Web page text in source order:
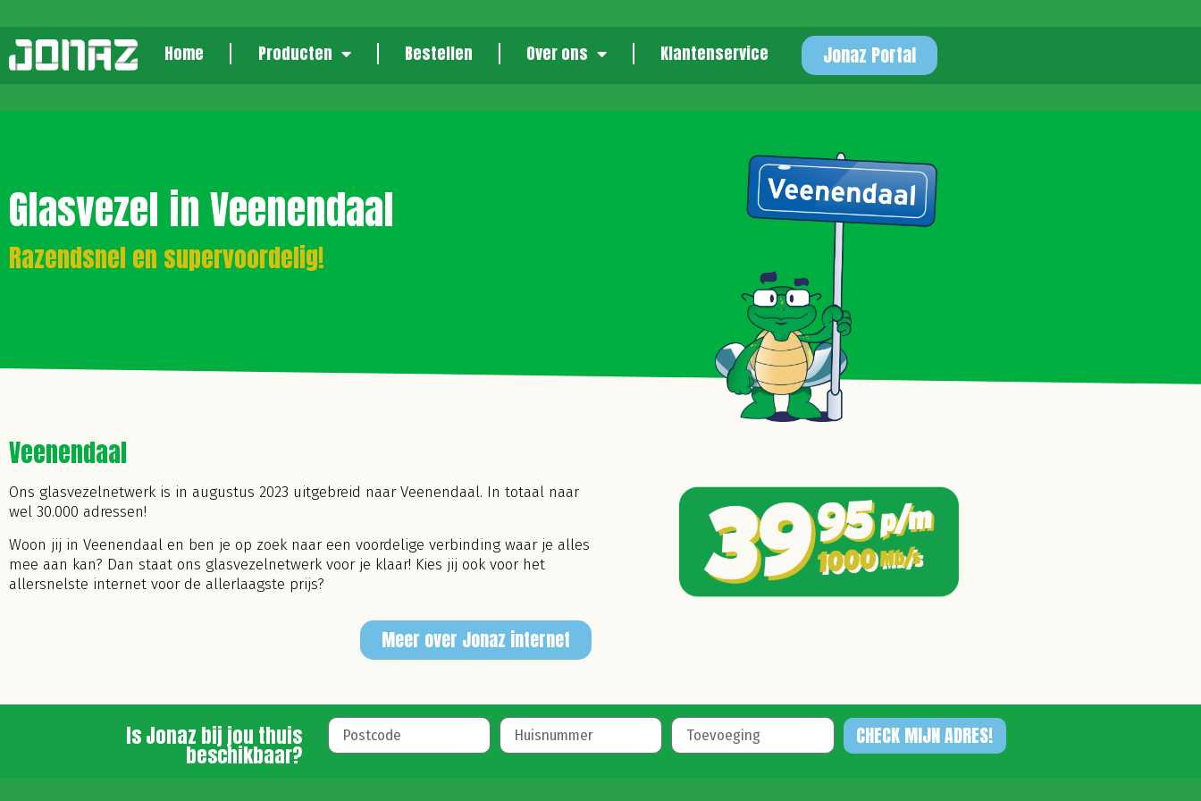
Home Producten Bestellen Over ons Klantenservice Jonaz Portal
Glasvezel in Veenendaal
Razendsnel en supervoordelig!
Veenendaal
Ons glasvezelnetwerk is in augustus 2023 uitgebreid naar Veenendaal. In totaal naar
wel 30.000 adressen!
Woon jij in Veenendaal en ben je op zoek naar een voordelige verbinding waar je alles
mee aan kan? Dan staat ons glasvezelnetwerk voor je klaar! Kies jij ook voor het
allersnelste internet voor de allerlaagste prijs?
Meer over Jonaz internet
Is Jonaz bij jou thuis
beschikbaar?
CHECK MIJN ADRES!